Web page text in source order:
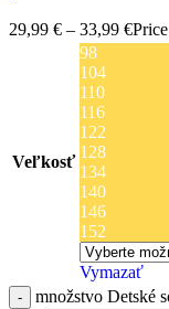
29,99 € – 33,99 €
Veľkosť
98
104
110
116
122
128
134
140
146
152
Vymazať
množstvo Detské